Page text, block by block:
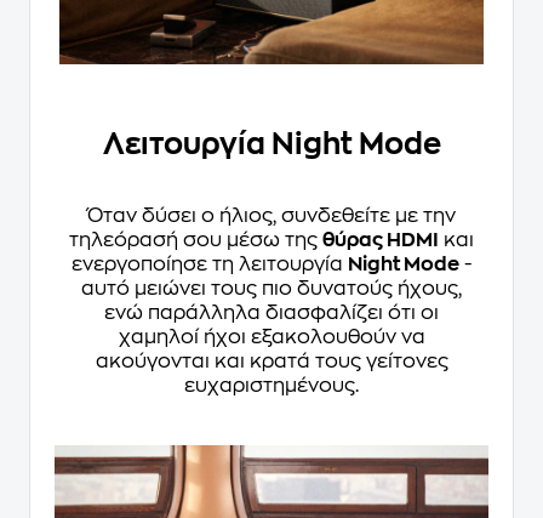
Λειτουργία Night Mode
Όταν δύσει ο ήλιος, συνδεθείτε με την
τηλεόρασή σου μέσω της θύρας HDMI
και
ενεργοποίησε τη λειτουργία Night Mode-
αυτό μειώνει τους πιο δυνατούς ήχους,
ενώ παράλληλα διασφαλίζει ότι οι
χαμηλοί ήχοι εξακολουθούν να
ακούγονται και κρατά τους γείτονες
ευχαριστημένους.